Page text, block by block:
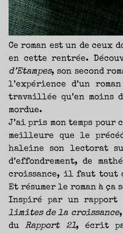
Ce roman est un de
en cette rentrée.
d’Etampes, son second
l’expérience d’un
travaillée qu’en moins
mordue.
J’ai pris mon temps
meilleure que le
haleine son lectorat
d’effondrement, de
croissance, il faut tout
Et résumer le roman à
Inspiré par un rapport
limites de la croissance
duRapport 21, écrit